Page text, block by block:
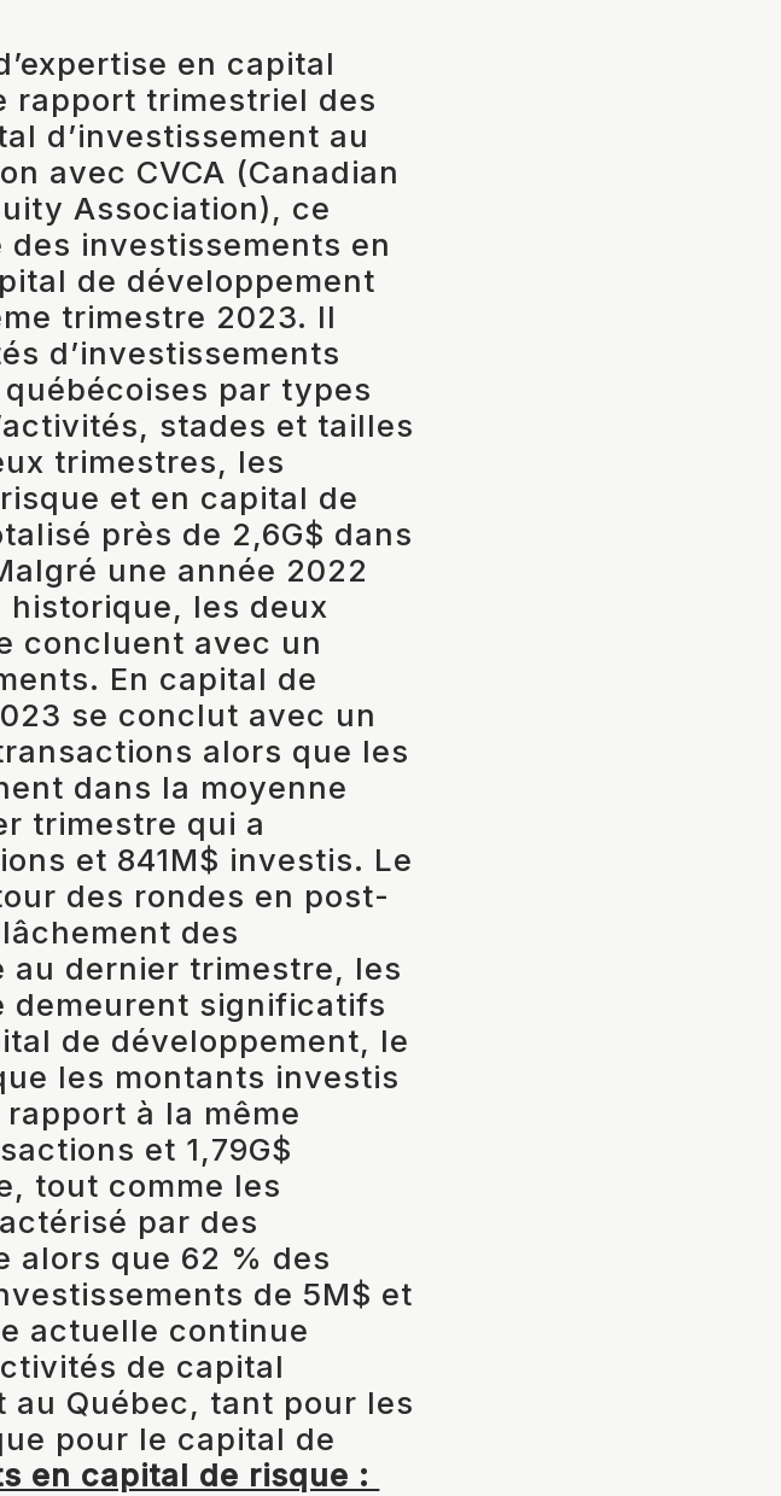
en capital
rapport trimestriel des
d’investissement au
avec CVCA (Canadian
Association), ce
investissements en
de développement
trimestre 2023. Il
d’investissements
par types
stades et tailles
trimestres, les
et en capital de
près de 2,6G$ dans
une année 2022
historique, les deux
concluent avec un
En capital de
se conclut avec un
alors que les
dans la moyenne
trimestre qui a
et 841M$ investis. Le
des rondes en post-
des
au dernier trimestre, les
demeurent significatifs
de développement, le
les montants investis
à la même
et 1,79G$
tout comme les
par des
alors que 62 % des
de 5M$ et
actuelle continue
de capital
au Québec, tant pour les
pour le capital de
en capital de risque :